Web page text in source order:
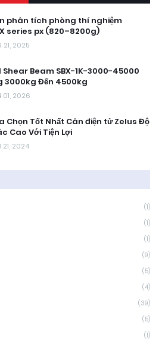
phân tích phòng thí nghiệm
series px (820–8200g)
2025
Beam SBX-1K-3000-45000
3000kg Đến 4500kg
2026
Chọn Tốt Nhất Cân điện tử Zelus Độ
Cao Với Tiện Lợi
2024
(1)
(1)
(1)
(9)
(5)
(4)
(39)
(5)
(1)